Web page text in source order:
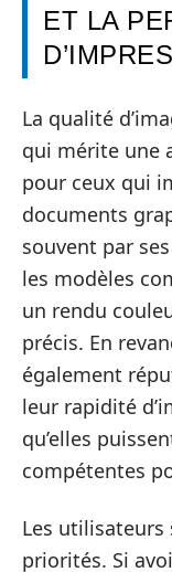
ET LA
La qualité
qui mérite une
pour ceux qui
documents
souvent par
les modèles
un rendu
précis. En
également
leur rapidité
qu’elles
compétentes
Les utilisateurs
priorités. Si